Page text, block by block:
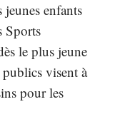
jeunes enfants
Sports
le plus jeune
visent à
pour les